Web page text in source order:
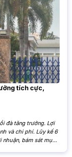
tích cực,
đà tăng trưởng. Lợi
và chi phí. Lũy kế 6
nhuận, bám sát mục